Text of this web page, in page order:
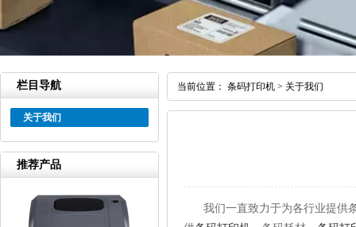
栏目导航
关于我们
推荐产品
当前位置： 条码打印机 > 关于我们
我们一直致力于为各行业提供